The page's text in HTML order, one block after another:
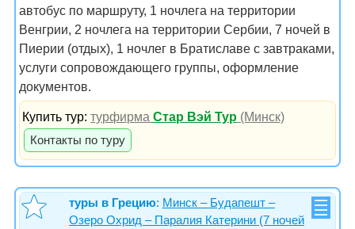
автобус по маршруту, 1 ночлега на территории
Венгрии, 2 ночлега на территории Сербии, 7 ночей в
Пиерии (отдых), 1 ночлег в Братиславе с завтраками,
услуги сопровождающего группы, оформление
документов.
Купить тур:турфирмаСтар Вэй Тур (Минск)
Контакты по туру
туры в Грецию: Минск – Будапешт –
Озеро Охрид – Паралия Катерини (7 ночей